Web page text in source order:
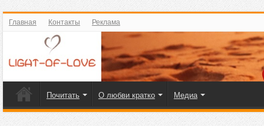
Главная Контакты Реклама
Почитать О любви кратко Медиа